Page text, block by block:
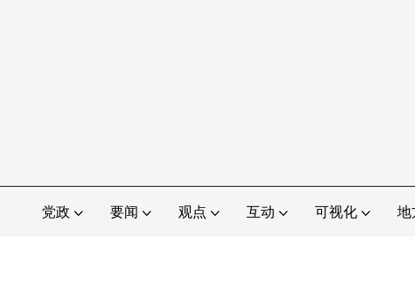
党政 要闻 观点 互动 可视化 地